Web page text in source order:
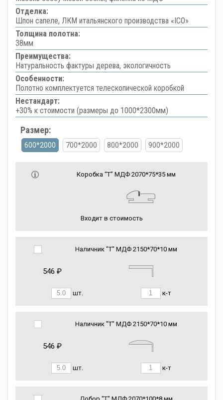
Отделка:
Шпон сапеле, ЛКМ итальянского производства «ICO»
Толщина полотна:
38мм
Преимущества:
Натуральность фактуры дерева, экологичность
Особенности:
Полотно комплектуется телескопической коробкой
Нестандарт:
+30% к стоимости (размеры до 1000*2300мм)
Размер:
600*2000 700*2000 800*2000 900*2000
Коробка “Т” МДФ 2070*75*35 мм
Входит в стоимость
Наличник "Т" МДФ 2150*70*10 мм
546 ₽
шт. к-т
Наличник "Т" МДФ 2150*70*10 мм
546 ₽
шт. к-т